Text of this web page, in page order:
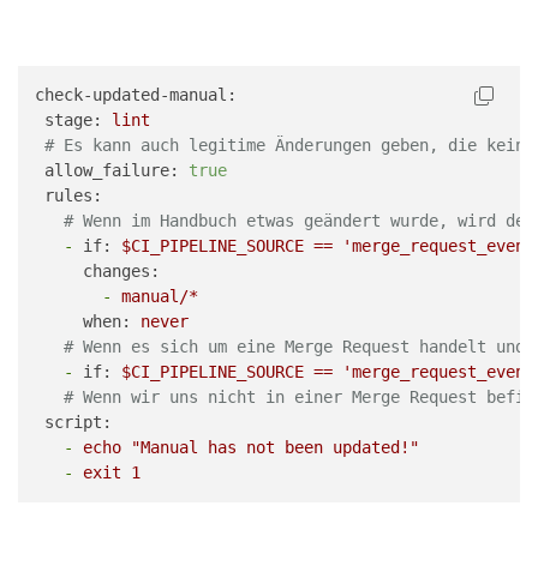
check-updated-manual:
stage:
lint
# Es kann auch legitime Änderungen geben, die
allow_failure:
true
rules:
# Wenn im Handbuch etwas geändert wurde, wird
-
if: $CI_PIPELINE_SOURCE ==
changes:
-
manual/*
when:
never
# Wenn es sich um eine Merge Request handelt
-
if: $CI_PIPELINE_SOURCE ==
# Wenn wir uns nicht in einer Merge Request
script:
-
echo
"Manual has not been updated!"
-
exit 1